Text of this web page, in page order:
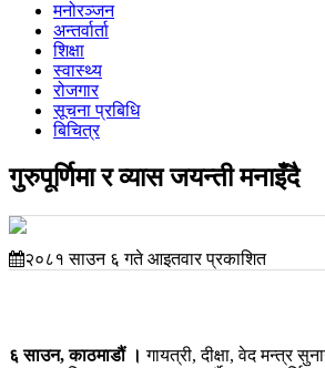
मनोरञ्जन
अन्तर्वार्ता
शिक्षा
स्वास्थ्य
रोजगार
सूचना प्रबिधि
बिचित्र
गुरुपूर्णिमा र व्यास जयन्ती मनाइँदै
२०८१ साउन ६ गते आइतवार प्रकाशित
६ साउन, काठमाडौं । गायत्री, दीक्षा, वेद मन्त्र